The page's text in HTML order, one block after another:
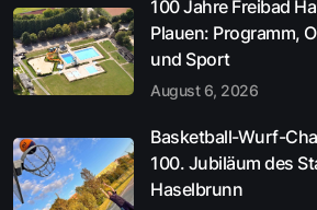
100 Jahre Freibad
Plauen: Programm,
und Sport
August 6, 2026
Basketball-Wurf-
100. Jubiläum des
Haselbrunn